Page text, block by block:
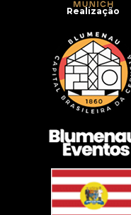
Realização